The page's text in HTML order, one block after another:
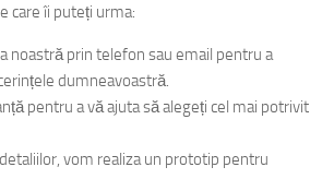
care îi puteți urma:
noastră prin telefon sau email pentru a
dumneavoastră.
pentru a vă ajuta să alegeți cel mai potrivit
vom realiza un prototip pentru